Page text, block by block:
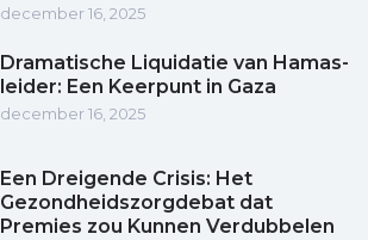
december 16, 2025
Dramatische Liquidatie van Hamas-
leider: Een Keerpunt in Gaza
december 16, 2025
Een Dreigende Crisis: Het
Gezondheidszorgdebat dat
Premies zou Kunnen Verdubbelen